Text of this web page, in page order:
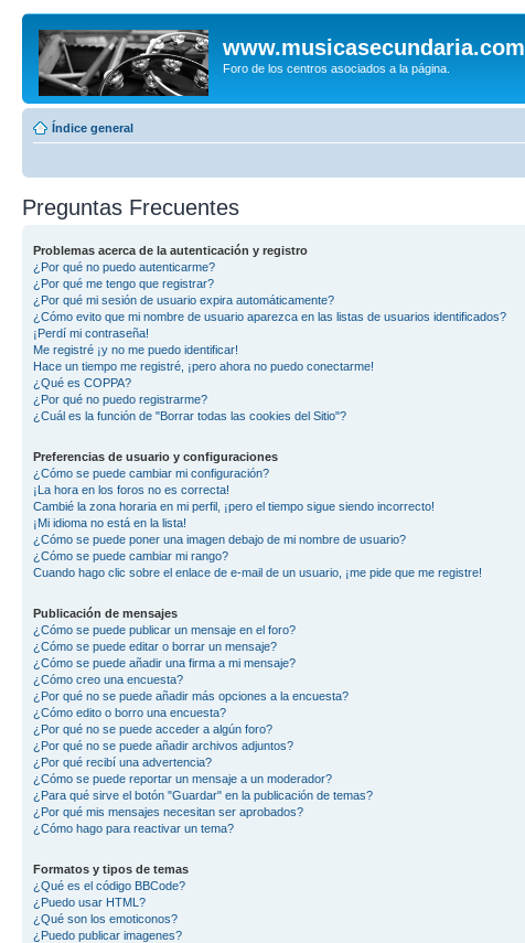
www.musicasecundaria.com
Foro de los centros asociados a la página.
Índice general
Preguntas Frecuentes
Problemas acerca de la autenticación y registro
¿Por qué no puedo autenticarme?
¿Por qué me tengo que registrar?
¿Por qué mi sesión de usuario expira automáticamente?
¿Cómo evito que mi nombre de usuario aparezca en las listas de usuarios identificados?
¡Perdí mi contraseña!
Me registré ¡y no me puedo identificar!
Hace un tiempo me registré, ¡pero ahora no puedo conectarme!
¿Qué es COPPA?
¿Por qué no puedo registrarme?
¿Cuál es la función de "Borrar todas las cookies del Sitio"?
Preferencias de usuario y configuraciones
¿Cómo se puede cambiar mi configuración?
¡La hora en los foros no es correcta!
Cambié la zona horaria en mi perfil, ¡pero el tiempo sigue siendo incorrecto!
¡Mi idioma no está en la lista!
¿Cómo se puede poner una imagen debajo de mi nombre de usuario?
¿Cómo se puede cambiar mi rango?
Cuando hago clic sobre el enlace de e-mail de un usuario, ¡me pide que me registre!
Publicación de mensajes
¿Cómo se puede publicar un mensaje en el foro?
¿Cómo se puede editar o borrar un mensaje?
¿Cómo se puede añadir una firma a mi mensaje?
¿Cómo creo una encuesta?
¿Por qué no se puede añadir más opciones a la encuesta?
¿Cómo edito o borro una encuesta?
¿Por qué no se puede acceder a algún foro?
¿Por qué no se puede añadir archivos adjuntos?
¿Por qué recibí una advertencia?
¿Cómo se puede reportar un mensaje a un moderador?
¿Para qué sirve el botón "Guardar" en la publicación de temas?
¿Por qué mis mensajes necesitan ser aprobados?
¿Cómo hago para reactivar un tema?
Formatos y tipos de temas
¿Qué es el código BBCode?
¿Puedo usar HTML?
¿Qué son los emoticonos?
¿Puedo publicar imagenes?